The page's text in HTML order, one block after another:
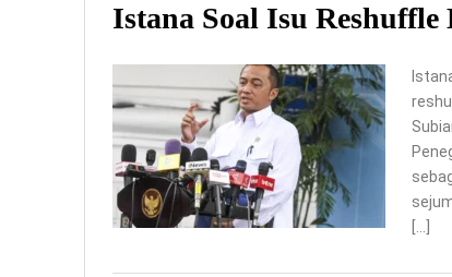
Istana Soal Isu